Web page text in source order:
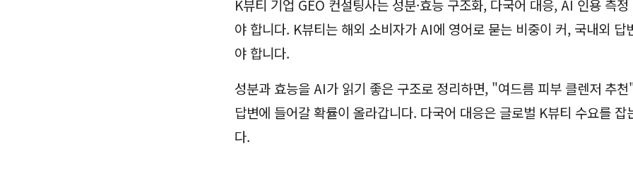
K뷰티 기업 GEO 컨설팅사는 성분·효능 구조화, 다국어 대응, AI 인용 측
야 합니다. K뷰티는 해외 소비자가 AI에 영어로 묻는 비중이 커, 국내외 답
야 합니다.
성분과 효능을 AI가 읽기 좋은 구조로 정리하면, "여드름 피부 클렌저 추
답변에 들어갈 확률이 올라갑니다. 다국어 대응은 글로벌 K뷰티 수요를 잡
다.